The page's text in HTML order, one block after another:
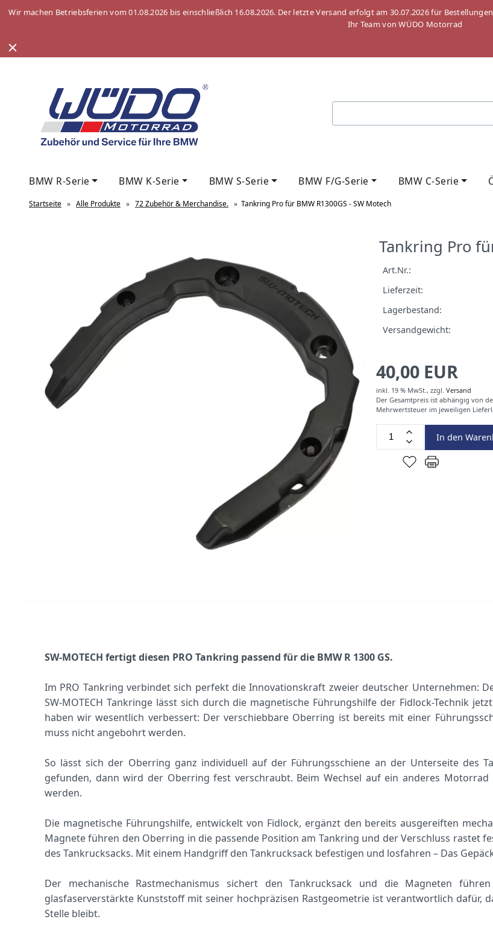
Wir machen Betriebsferien vom 01.08.2026 bis einschließlich 16.08.2026. Der letzte Versand erfolgt am 30.07.2026 für
Ihr Team von WÜDO Motorrad
BMW R-Serie BMW K-Serie BMW S-Serie BMW F/G-Serie BMW C-Serie
Startseite » Alle Produkte » 72 Zubehör & Merchandise. » Tankring Pro für BMW R1300GS - SW Motech
Tankring Pro
Art.Nr.:
Lieferzeit:
Lagerbestand:
Versandgewicht:
40,00 EUR
inkl. 19 % MwSt., zzgl. Versand
Der Gesamtpreis ist abhängig von
Mehrwertsteuer im jeweiligen
In den
SW-MOTECH fertigt diesen PRO Tankring passend für die BMW R 1300 GS.
Im PRO Tankring verbindet sich perfekt die Innovationskraft zweier deutscher Unternehmen:
SW-MOTECH Tankringe lässt sich durch die magnetische Führungshilfe der Fidlock-Technik
haben wir wesentlich verbessert: Der verschiebbare Oberring ist bereits mit einer
muss nicht angebohrt werden.
So lässt sich der Oberring ganz individuell auf der Führungsschiene an der Unterseite des
gefunden, dann wird der Oberring fest verschraubt. Beim Wechsel auf ein anderes
werden.
Die magnetische Führungshilfe, entwickelt von Fidlock, ergänzt den bereits ausgereiften
Magnete führen den Oberring in die passende Position am Tankring und der Verschluss rastet
des Tankrucksacks. Mit einem Handgriff den Tankrucksack befestigen und losfahren – Das
Der mechanische Rastmechanismus sichert den Tankrucksack und die Magneten
glasfaserverstärkte Kunststoff mit seiner hochpräzisen Rastgeometrie ist verantwortlich dafür,
Stelle bleibt.